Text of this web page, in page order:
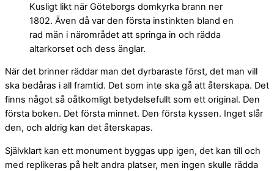
Kusligt likt när Göteborgs domkyrka brann ner
1802. Även då var den första instinkten bland en
rad män i närområdet att springa in och rädda
altarkorset och dess änglar.
När det brinner räddar man det dyrbaraste först, det man vill
ska bedåras i all framtid. Det som inte ska gå att återskapa. Det
finns något så oåtkomligt betydelsefullt som ett original. Den
första boken. Det första minnet. Den första kyssen. Inget slår
den, och aldrig kan det återskapas.
Självklart kan ett monument byggas upp igen, det kan till och
med replikeras på helt andra platser, men ingen skulle rädda